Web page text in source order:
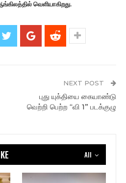
வெளியாகிறது.
NEXT POST
புது யுக்தியை கையாண்டு
வெற்றி பெற்ற “வி 1” படக்குழு
All